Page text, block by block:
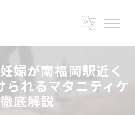
婦が南福岡駅近く
られるマタニティケ
底解説